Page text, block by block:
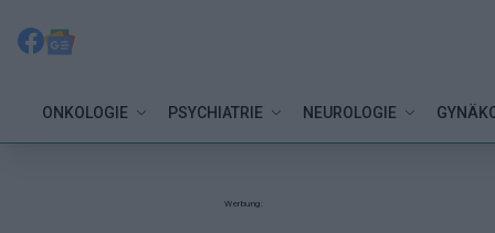
ONKOLOGIE PSYCHIATRIE NEUROLOGIE
Werbung: